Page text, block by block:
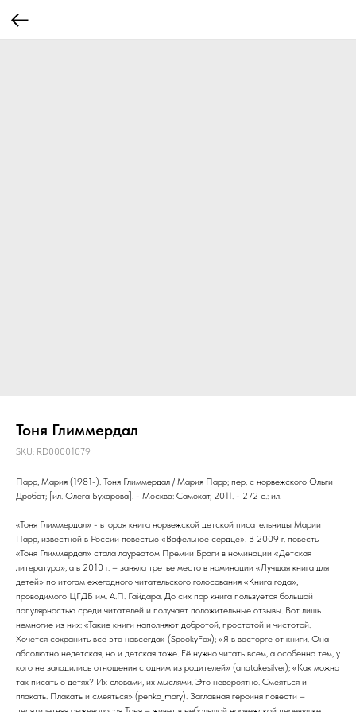
Тоня Глиммердал
SKU: RD00001079
Парр, Мария (1981-). Тоня Глиммердал / Мария Парр; пер. с норвежского Ольги
Дробот; [ил. Олега Бухарова]. - Москва: Самокат, 2011. - 272 с.: ил.
«Тоня Глиммердал» - вторая книга норвежской детской писательницы Марии
Парр, известной в России повестью «Вафельное сердце». В 2009 г. повесть
«Тоня Глиммердал» стала лауреатом Премии Браги в номинации «Детская
литература», а в 2010 г. – заняла третье место в номинации «Лучшая книга для
детей» по итогам ежегодного читательского голосования «Книга года»,
проводимого ЦГДБ им. А.П. Гайдара. До сих пор книга пользуется большой
популярностью среди читателей и получает положительные отзывы. Вот лишь
немногие из них: «Такие книги наполняют добротой, простотой и чистотой.
Хочется сохранить всё это навсегда» (SpookyFox); «Я в восторге от книги. Она
абсолютно недетская, но и детская тоже. Её нужно читать всем, а особенно тем, у
кого не заладились отношения с одним из родителей» (anatakesilver); «Как можно
так писать о детях? Их словами, их мыслями. Это невероятно. Смеяться и
плакать. Плакать и смеяться» (penka_mary). Заглавная героиня повести –